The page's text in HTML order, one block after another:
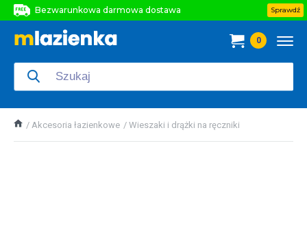
Bezwarunkowa darmowa dostawa
Bezwarunkowa darmowa dostawa
Sprawdź
0
Akcesoria łazienkowe Wieszaki i drążki na ręczniki